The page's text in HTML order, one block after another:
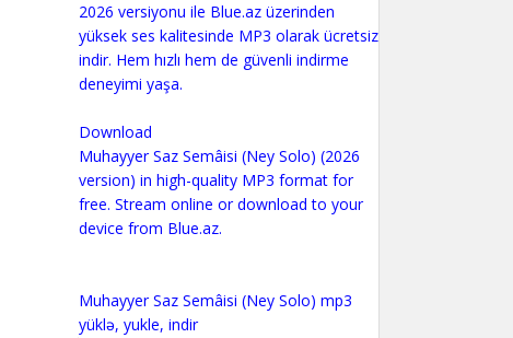
2026 versiyonu ile Blue.az üzerinden
yüksek ses kalitesinde MP3 olarak ücretsiz
indir. Hem hızlı hem de güvenli indirme
deneyimi yaşa.
Download
Muhayyer Saz Semâisi (Ney Solo) (2026
version) in high-quality MP3 format for
free. Stream online or download to your
device from Blue.az.
Muhayyer Saz Semâisi (Ney Solo) mp3
yüklə, yukle, indir